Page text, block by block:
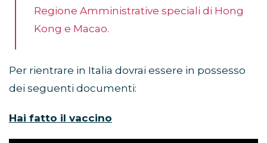
Regione Amministrative speciali di Hong
Kong e Macao.
Per rientrare in Italia dovrai essere in possesso
dei seguenti documenti:
Hai fatto il vaccino